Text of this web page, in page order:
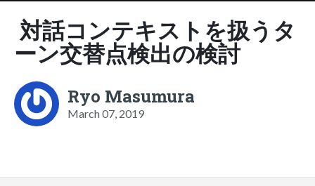
対話コンテキストを扱うタ
ーン交替点検出の検討
Ryo Masumura
March 07, 2019